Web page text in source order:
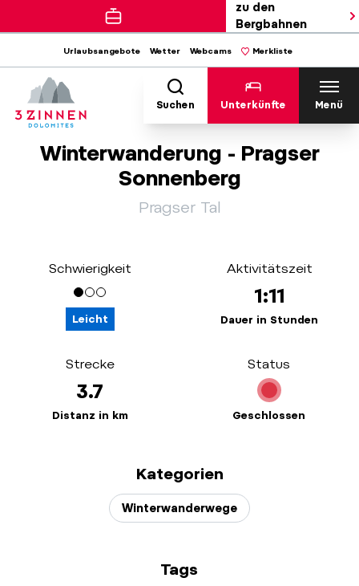
zu den
Bergbahnen
Urlaubsangebote Wetter Webcams Merkliste
Suchen Unterkünfte Menü
Winterwanderung - Pragser
Sonnenberg
Pragser Tal
Schwierigkeit
Leicht
Aktivitätszeit
1:11
Dauer in Stunden
Strecke
3.7
Distanz in km
Status
Geschlossen
Kategorien
Winterwanderwege
Tags